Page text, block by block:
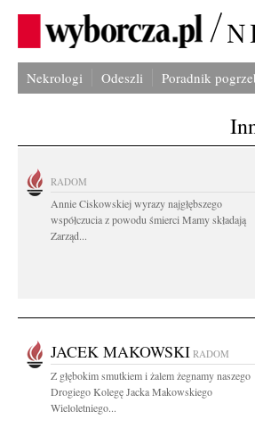
Nekrologi Odeszli Poradnik
RADOM
Annie Ciskowskiej wyrazy najgłębszego
współczucia z powodu śmierci Mamy składają
Zarząd...
JACEK MAKOWSKI RADOM
Z głębokim smutkiem i żalem żegnamy naszego
Drogiego Kolegę Jacka Makowskiego
Wieloletniego...